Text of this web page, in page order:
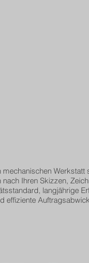
Werkstatt
Ihren Skizzen,
langjährige
effiziente